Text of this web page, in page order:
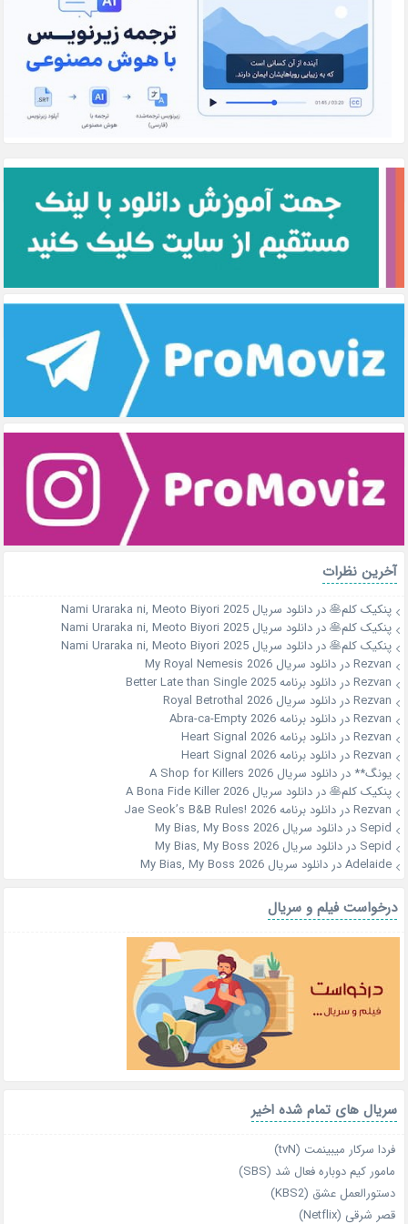
آخرین نظرات
پنکیک کلم🥞دردانلود سریال Nami Uraraka ni, Meoto Biyori 2025
پنکیک کلم🥞دردانلود سریال Nami Uraraka ni, Meoto Biyori 2025
پنکیک کلم🥞دردانلود سریال Nami Uraraka ni, Meoto Biyori 2025
Rezvanدردانلود سریال My Royal Nemesis 2026
Rezvanدردانلود برنامه Better Late than Single 2025
Rezvanدردانلود سریال Royal Betrothal 2026
Rezvanدردانلود برنامه Abra-ca-Empty 2026
Rezvanدردانلود برنامه Heart Signal 2026
Rezvanدردانلود برنامه Heart Signal 2026
یونگ** دردانلود سریال A Shop for Killers 2026
پنکیک کلم🥞دردانلود سریال A Bona Fide Killer 2026
Rezvanدردانلود برنامه Jae Seok’s B&B Rules! 2026
Sepid دردانلود سریال My Bias, My Boss 2026
Sepid دردانلود سریال My Bias, My Boss 2026
Adelaideدردانلود سریال My Bias, My Boss 2026
درخواست فیلم و سریال
سریال های تمام شده اخیر
فردا سرکار میبینمت (tvN)
مامور کیم دوباره فعال شد (SBS)
دستورالعمل عشق (KBS2)
قصر شرقی (Netflix)